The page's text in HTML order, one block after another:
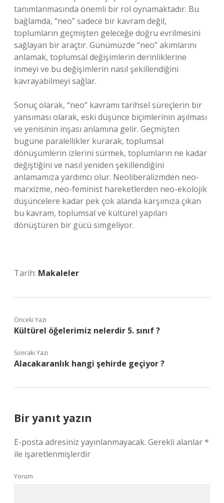
tanımlanmasında önemli bir rol oynamaktadır. Bu
bağlamda, “neo” sadece bir kavram değil,
toplumların geçmişten geleceğe doğru evrilmesini
sağlayan bir araçtır. Günümüzde “neo” akımlarını
anlamak, toplumsal değişimlerin derinliklerine
inmeyi ve bu değişimlerin nasıl şekillendiğini
kavrayabilmeyi sağlar.
Sonuç olarak, “neo” kavramı tarihsel süreçlerin bir
yansıması olarak, eski düşünce biçimlerinin aşılması
ve yenisinin inşası anlamına gelir. Geçmişten
bugüne paralellikler kurarak, toplumsal
dönüşümlerin izlerini sürmek, toplumların ne kadar
değiştiğini ve nasıl yeniden şekillendiğini
anlamamıza yardımcı olur. Neoliberalizmden neo-
marxizme, neo-feminist hareketlerden neo-ekolojik
düşüncelere kadar pek çok alanda karşımıza çıkan
bu kavram, toplumsal ve kültürel yapıları
dönüştüren bir gücü simgeliyor.
Tarih: Makaleler
Önceki Yazı
Kültürel öğelerimiz nelerdir 5. sınıf ?
Sonraki Yazı
Alacakaranlık hangi şehirde geçiyor ?
Bir yanıt yazın
E-posta adresiniz yayınlanmayacak. Gerekli alanlar*
ile işaretlenmişlerdir
Yorum